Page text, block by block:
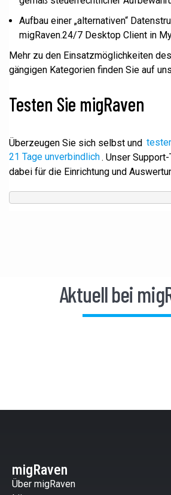
Aufbau einer „alternativen“
migRaven.24/7 Desktop Client in
Mehr zu den Einsatzmöglichkeiten
gängigen Kategorien finden Sie auf
Testen Sie migRaven
Überzeugen Sie sich selbst und
21 Tage unverbindlich . Unser
dabei für die Einrichtung und
Aktuell bei
migRaven
Über migRaven